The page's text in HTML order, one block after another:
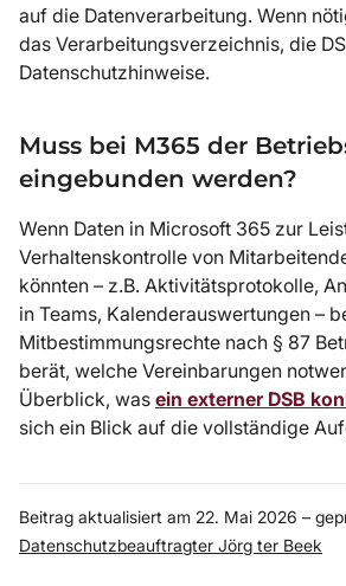
auf die Datenverarbeitung. Wenn
das Verarbeitungsverzeichnis, die
Datenschutzhinweise.
Muss bei M365 der
eingebunden werden?
Wenn Daten in Microsoft 365 zur
Verhaltenskontrolle von
könnten – z.B. Aktivitätsprotokolle,
in Teams, Kalenderauswertungen –
Mitbestimmungsrechte nach § 87
berät, welche Vereinbarungen
Überblick, was ein externer DSB
sich ein Blick auf die vollständige
Beitrag aktualisiert am 22. Mai 2026 –
Datenschutzbeauftragter Jörg ter Beek